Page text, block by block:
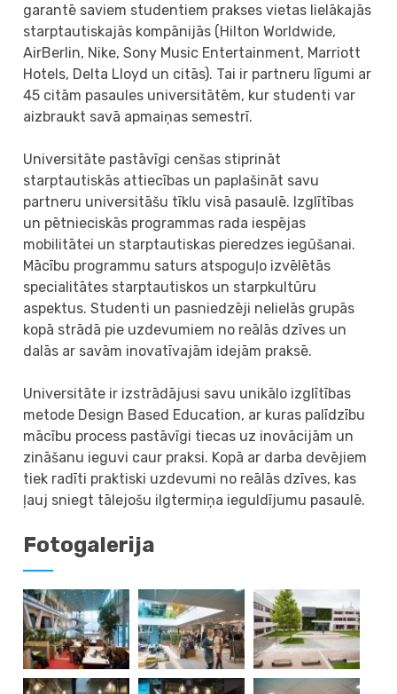
garantē saviem studentiem prakses vietas lielākajās
starptautiskajās kompānijās (Hilton Worldwide,
AirBerlin, Nike, Sony Music Entertainment, Marriott
Hotels, Delta Lloyd un citās). Tai ir partneru līgumi ar
45 citām pasaules universitātēm, kur studenti var
aizbraukt savā apmaiņas semestrī.
Universitāte pastāvīgi cenšas stiprināt
starptautiskās attiecības un paplašināt savu
partneru universitāšu tīklu visā pasaulē. Izglītības
un pētnieciskās programmas rada iespējas
mobilitātei un starptautiskas pieredzes iegūšanai.
Mācību programmu saturs atspoguļo izvēlētās
specialitātes starptautiskos un starpkultūru
aspektus. Studenti un pasniedzēji nelielās grupās
kopā strādā pie uzdevumiem no reālās dzīves un
dalās ar savām inovatīvajām idejām praksē.
Universitāte ir izstrādājusi savu unikālo izglītības
metode Design Based Education, ar kuras palīdzību
mācību process pastāvīgi tiecas uz inovācijām un
zināšanu ieguvi caur praksi. Kopā ar darba devējiem
tiek radīti praktiski uzdevumi no reālās dzīves, kas
ļauj sniegt tālejošu ilgtermiņa ieguldījumu pasaulē.
Fotogalerija